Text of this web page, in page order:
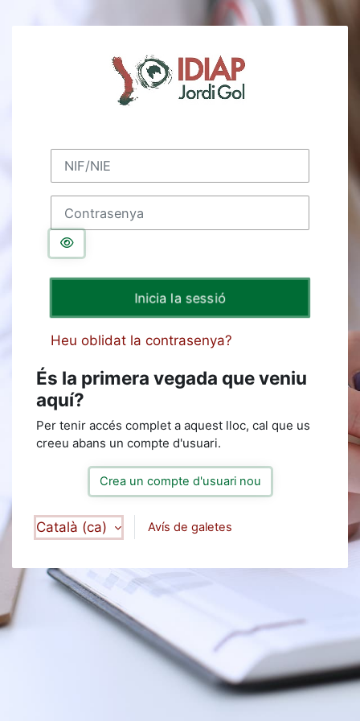
Inicia la sessió
NIF/NIE
Contrasenya
Inicia la sessió
Heu oblidat la contrasenya?
És la primera vegada que veniu
aquí?
Per tenir accés complet a aquest lloc, cal que us
creeu abans un compte d'usuari.
Crea un compte d'usuari nou
Català ‎(ca)‎ Avís de galetes